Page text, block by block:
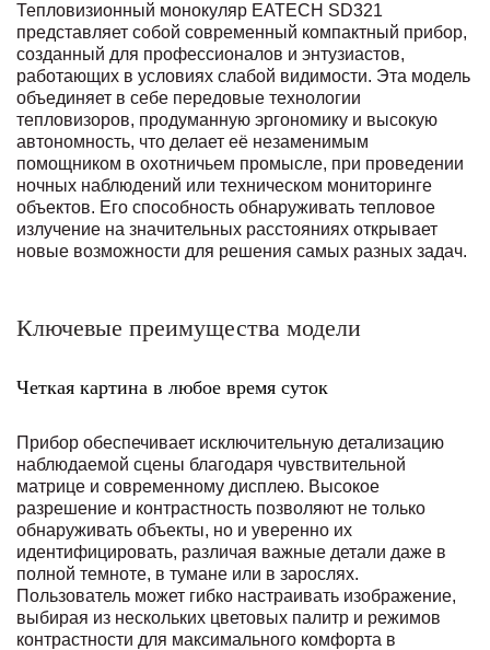
Тепловизионный монокуляр EATECH SD321
представляет собой современный компактный прибор,
созданный для профессионалов и энтузиастов,
работающих в условиях слабой видимости. Эта модель
объединяет в себе передовые технологии
тепловизоров, продуманную эргономику и высокую
автономность, что делает её незаменимым
помощником в охотничьем промысле, при проведении
ночных наблюдений или техническом мониторинге
объектов. Его способность обнаруживать тепловое
излучение на значительных расстояниях открывает
новые возможности для решения самых разных задач.
Ключевые преимущества модели
Четкая картина в любое время суток
Прибор обеспечивает исключительную детализацию
наблюдаемой сцены благодаря чувствительной
матрице и современному дисплею. Высокое
разрешение и контрастность позволяют не только
обнаруживать объекты, но и уверенно их
идентифицировать, различая важные детали даже в
полной темноте, в тумане или в зарослях.
Пользователь может гибко настраивать изображение,
выбирая из нескольких цветовых палитр и режимов
контрастности для максимального комфорта в